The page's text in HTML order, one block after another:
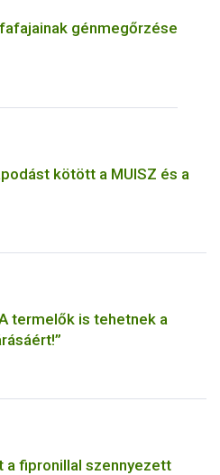
génmegőrzése
kötött a MUISZ és a
termelők is tehetnek a
fipronillal szennyezett